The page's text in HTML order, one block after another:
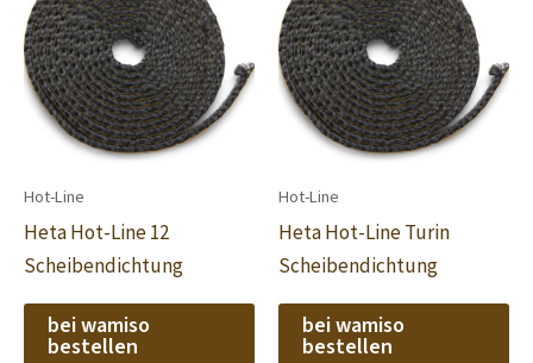
Hot-Line
Heta Hot-Line 12
Scheibendichtung
bei wamiso
bestellen
Hot-Line
Heta Hot-Line Turin
Scheibendichtung
bei wamiso
bestellen